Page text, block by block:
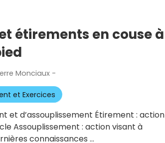
étirements en couse à
Monciaux-
le
et Exercices
d’assouplissement Étirement : action
Assouplissement : action visant à
connaissances …